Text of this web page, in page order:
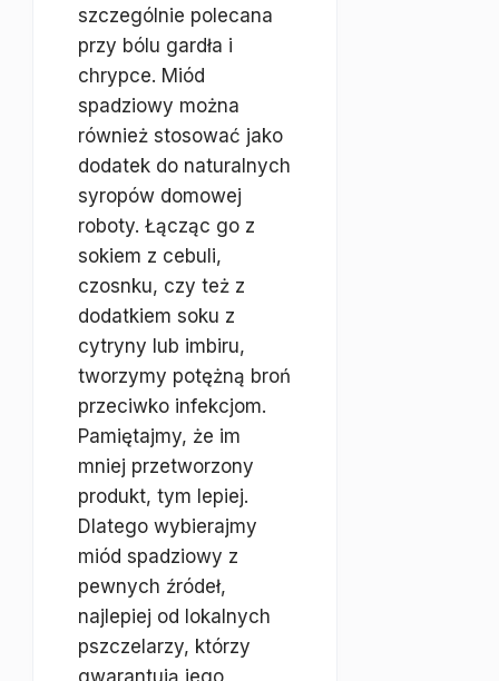
szczególnie polecana
przy bólu gardła i
chrypce. Miód
spadziowy można
również stosować jako
dodatek do naturalnych
syropów domowej
roboty. Łącząc go z
sokiem z cebuli,
czosnku, czy też z
dodatkiem soku z
cytryny lub imbiru,
tworzymy potężną broń
przeciwko infekcjom.
Pamiętajmy, że im
mniej przetworzony
produkt, tym lepiej.
Dlatego wybierajmy
miód spadziowy z
pewnych źródeł,
najlepiej od lokalnych
pszczelarzy, którzy
gwarantują jego